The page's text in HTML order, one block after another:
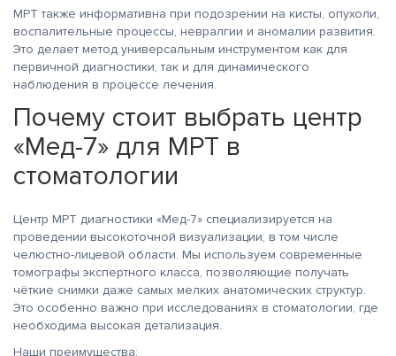
МРТ также информативна при подозрении на кисты, опухоли,
воспалительные процессы, невралгии и аномалии развития.
Это делает метод универсальным инструментом как для
первичной диагностики, так и для динамического
наблюдения в процессе лечения.
Почему стоит выбрать центр
«Мед-7» для МРТ в
стоматологии
Центр МРТ диагностики «Мед-7» специализируется на
проведении высокоточной визуализации, в том числе
челюстно-лицевой области. Мы используем современные
томографы экспертного класса, позволяющие получать
чёткие снимки даже самых мелких анатомических структур.
Это особенно важно при исследованиях в стоматологии, где
необходима высокая детализация.
Наши преимущества: